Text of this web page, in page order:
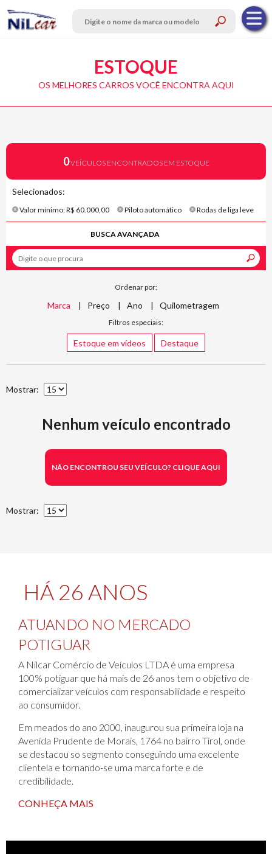
ESTOQUE
OS MELHORES CARROS VOCÊ ENCONTRA AQUI
0VEÍCULOS ENCONTRADOS EM ESTOQUE
Selecionados:
Valor mínimo: R$ 60.000,00 Piloto automático Rodas de liga leve
BUSCA AVANÇADA
Ordenar por:
Marca Preço Ano Quilometragem
Filtros especiais:
Estoque em vídeos Destaque
Mostrar:
Nenhum veículo encontrado
NÃO ENCONTROU SEU VEÍCULO? CLIQUE AQUI
Mostrar:
HÁ 26 ANOS
ATUANDO NO MERCADO
POTIGUAR
A Nilcar Comércio de Veículos LTDA é uma empresa
100% potiguar que há mais de 26 anos tem o objetivo de
comercializar veículos com responsabilidade e respeito
ao consumidor.
Em meados do ano 2000, inaugurou sua primeira loja na
Avenida Prudente de Morais, 1764 no bairro Tirol, onde
se destacou so segmento conseguindo uma excelente
clientela e tornando-se uma marca forte e de
credibilidade.
CONHEÇA MAIS